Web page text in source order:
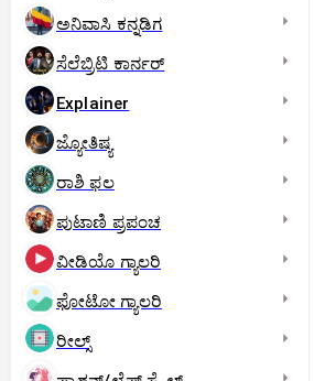
ಅನಿವಾಸಿ ಕನ್ನಡಿಗ
ಸೆಲೆಬ್ರಿಟಿ ಕಾರ್ನರ್‌
Explainer
ಜ್ಯೋತಿಷ್ಯ
ರಾಶಿ ಫಲ
ಪುಟಾಣಿ ಪ್ರಪಂಚ
ವೀಡಿಯೊ ಗ್ಯಾಲರಿ
ಫೋಟೋ ಗ್ಯಾಲರಿ
ರೀಲ್ಸ್